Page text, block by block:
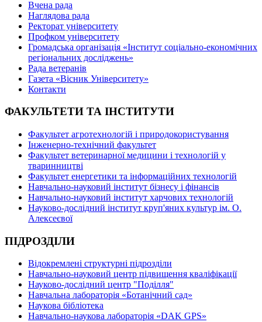
Вчена рада
Наглядова рада
Ректорат університету
Профком університету
Громадська організація «Інститут соціально-економічних
регіональних досліджень»
Рада ветеранів
Газета «Вісник Університету»
Контакти
ФАКУЛЬТЕТИ ТА ІНСТИТУТИ
Факультет агротехнологій і природокористування
Інженерно-технічний факультет
Факультет ветеринарної медицини і технологій у
тваринництві
Факультет енергетики та інформаційних технологій
Навчально-науковий інститут бізнесу і фінансів
Навчально-науковий інститут харчових технологій
Науково-дослідний інститут круп'яних культур ім. О.
Алексеєвої
ПІДРОЗДІЛИ
Відокремлені структурні підрозділи
Навчально-науковий центр підвищення кваліфікації
Науково-дослідний центр "Поділля"
Навчальна лабораторія «Ботанічний сад»
Наукова бібліотека
Навчально-наукова лабораторія «DAK GPS»